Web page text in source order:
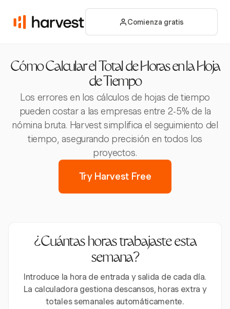
Comienza gratis
Cómo Calcular el Total de Horas en la Hoja
de Tiempo
Los errores en los cálculos de hojas de tiempo
pueden costar a las empresas entre 2-5% de la
nómina bruta. Harvest simplifica el seguimiento del
tiempo, asegurando precisión en todos los
proyectos.
Try Harvest Free
¿Cuántas horas trabajaste esta
semana?
Introduce la hora de entrada y salida de cada día.
La calculadora gestiona descansos, horas extra y
totales semanales automáticamente.